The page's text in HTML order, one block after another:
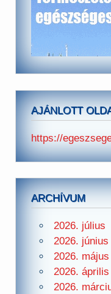
AJÁNLOTT
https://
ARCHÍVUM
2026. július
2026. június
2026. május
2026. április
2026.